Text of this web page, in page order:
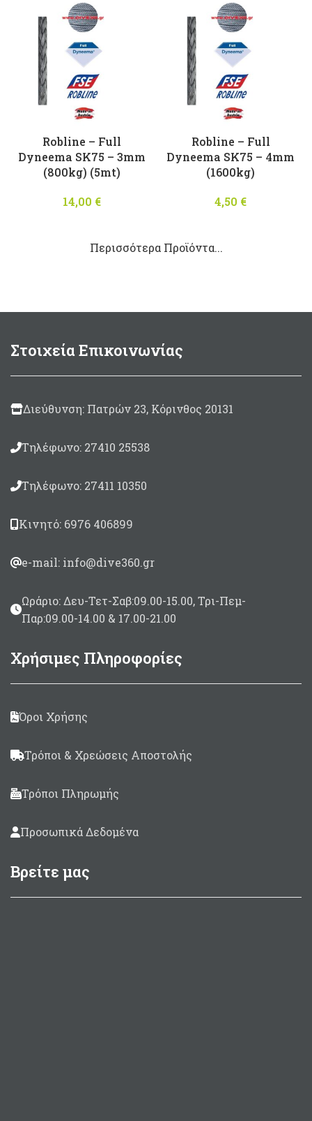
Robline – Full
Dyneema SK75 – 3mm
(800kg) (5mt)
14,00 €
Robline – Full
Dyneema SK75 – 4mm
(1600kg)
4,50 €
Περισσότερα Προϊόντα...
Στοιχεία Επικοινωνίας
Διεύθυνση: Πατρών 23, Κόρινθος 20131
Τηλέφωνο: 27410 25538
Τηλέφωνο: 27411 10350
Κινητό: 6976 406899
e-mail: info@dive360.gr
Ωράριο: Δευ-Τετ-Σαβ:09.00-15.00, Τρι-Πεμ-
Παρ:09.00-14.00 & 17.00-21.00
Χρήσιμες Πληροφορίες
Όροι Χρήσης
Τρόποι & Χρεώσεις Αποστολής
Τρόποι Πληρωμής
Προσωπικά Δεδομένα
Βρείτε μας